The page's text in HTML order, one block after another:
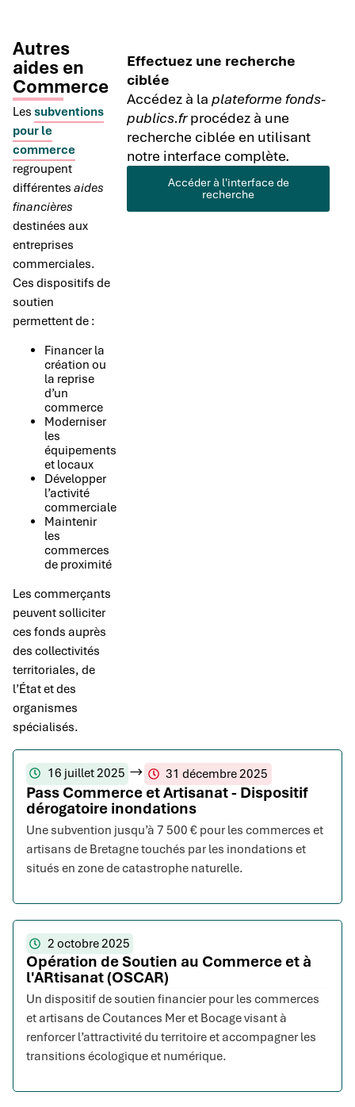
Autres
aides en
Commerce
Les subventions
pour le
commerce
regroupent
différentes aides
financières
destinées aux
entreprises
commerciales.
Ces dispositifs de
soutien
permettent de :
Financer la
création ou
la reprise
d’un
commerce
Moderniser
les
équipements
et locaux
Développer
l’activité
commerciale
Maintenir
les
commerces
de proximité
Les commerçants
peuvent solliciter
ces fonds auprès
des collectivités
territoriales, de
l’État et des
organismes
spécialisés.
Effectuez une recherche
ciblée
Accédez à laplateforme fonds-
publics.frprocédez à une
recherche ciblée en utilisant
notre interface complète.
Accéder à l'interface de
recherche
16 juillet 2025 31 décembre 2025
Pass Commerce et Artisanat - Dispositif
dérogatoire inondations
Une subvention jusqu’à 7 500 € pour les commerces et
artisans de Bretagne touchés par les inondations et
situés en zone de catastrophe naturelle.
2 octobre 2025
Opération de Soutien au Commerce et à
l'ARtisanat (OSCAR)
Un dispositif de soutien financier pour les commerces
et artisans de Coutances Mer et Bocage visant à
renforcer l’attractivité du territoire et accompagner les
transitions écologique et numérique.